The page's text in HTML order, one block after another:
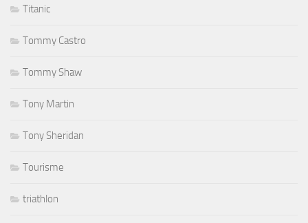
Titanic
Tommy Castro
Tommy Shaw
Tony Martin
Tony Sheridan
Tourisme
triathlon